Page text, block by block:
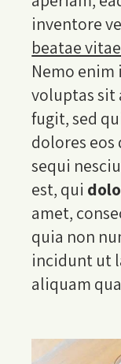
inventore
beatae
Nemo
voluptas sit
fugit, sed
dolores
sequi
est, qui
amet,
quia non
incidunt ut
aliquam